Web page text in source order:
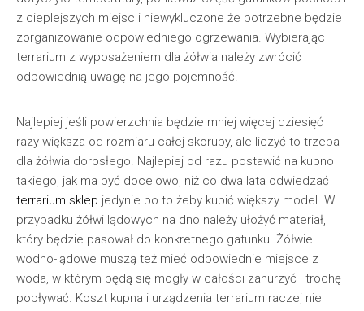
z cieplejszych miejsc i niewykluczone że potrzebne będzie
zorganizowanie odpowiedniego ogrzewania. Wybierając
terrarium z wyposażeniem dla żółwia należy zwrócić
odpowiednią uwagę na jego pojemność.
Najlepiej jeśli powierzchnia będzie mniej więcej dziesięć
razy większa od rozmiaru całej skorupy, ale liczyć to trzeba
dla żółwia dorosłego. Najlepiej od razu postawić na kupno
takiego, jak ma być docelowo, niż co dwa lata odwiedzać
terrarium sklep jedynie po to żeby kupić większy model. W
przypadku żółwi lądowych na dno należy ułożyć materiał,
który będzie pasował do konkretnego gatunku. Żółwie
wodno-lądowe muszą też mieć odpowiednie miejsce z
woda, w którym będą się mogły w całości zanurzyć i trochę
popływać. Koszt kupna i urządzenia terrarium raczej nie